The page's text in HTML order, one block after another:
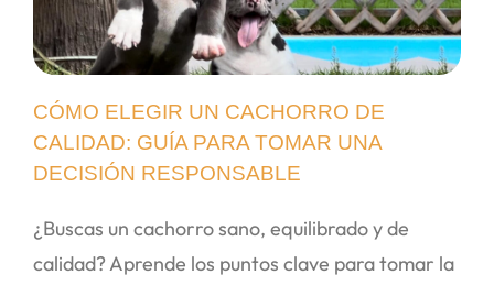
CÓMO ELEGIR UN CACHORRO DE
CALIDAD: GUÍA PARA TOMAR UNA
DECISIÓN RESPONSABLE
¿Buscas un cachorro sano, equilibrado y de
calidad? Aprende los puntos clave para tomar la